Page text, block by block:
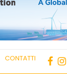
CONTATTI